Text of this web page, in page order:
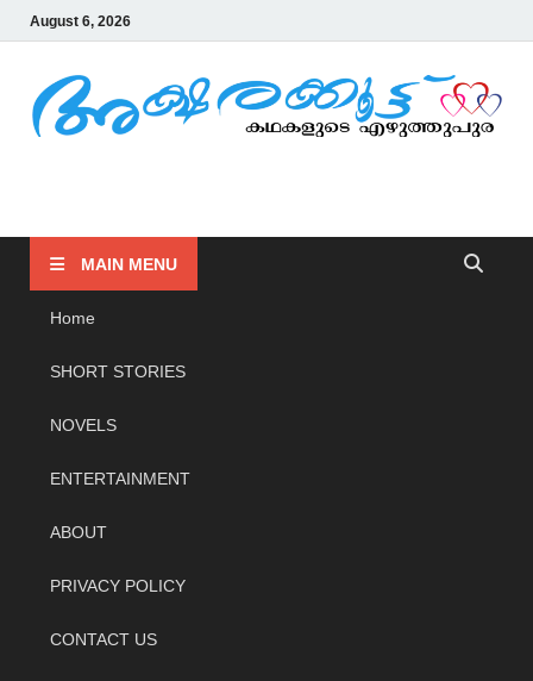
August 6, 2026
MAIN MENU
Home
SHORT STORIES
NOVELS
ENTERTAINMENT
ABOUT
PRIVACY POLICY
CONTACT US